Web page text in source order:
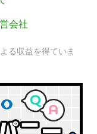
会社
る収益を得ていま